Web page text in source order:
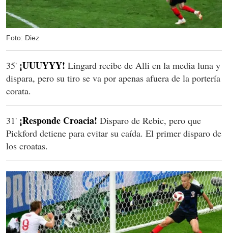
Foto: Diez
35' ¡UUUYYY! Lingard recibe de Alli en la media luna y
dispara, pero su tiro se va por apenas afuera de la portería
corata.
31' ¡Responde Croacia! Disparo de Rebic, pero que
Pickford detiene para evitar su caída. El primer disparo de
los croatas.